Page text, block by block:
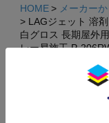
HOME
メーカー
LAGジェット 溶
白グロス 長期屋外
レー易施工 P-
LAGジェット 溶
白グロス 長期屋外
レー易施工 P-